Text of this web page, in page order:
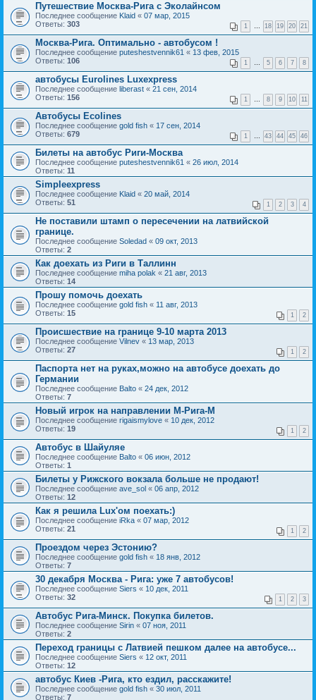
Путешествие Москва-Рига с Эколайнсом
Последнее сообщение Klaid « 07 мар, 2015
Ответы: 303 1 … 18 19 20 21
Москва-Рига. Оптимально - автобусом !
Последнее сообщение puteshestvennik61 « 13 фев, 2015
Ответы: 106 1 … 5 6 7 8
автобусы Eurolines Luxexpress
Последнее сообщение liberast « 21 сен, 2014
Ответы: 156 1 … 8 9 10 11
Автобусы Ecolines
Последнее сообщение gold fish « 17 сен, 2014
Ответы: 679 1 … 43 44 45 46
Билеты на автобус Риги-Москва
Последнее сообщение puteshestvennik61 « 26 июл, 2014
Ответы: 11
Simpleexpress
Последнее сообщение Klaid « 20 май, 2014
Ответы: 51 1 2 3 4
Не поставили штамп о пересечении на латвийской
границе.
Последнее сообщение Soledad « 09 окт, 2013
Ответы: 2
Как доехать из Риги в Таллинн
Последнее сообщение miha polak « 21 авг, 2013
Ответы: 14
Прошу помочь доехать
Последнее сообщение gold fish « 11 авг, 2013
Ответы: 15 1 2
Происшествие на границе 9-10 марта 2013
Последнее сообщение Vilnev « 13 мар, 2013
Ответы: 27 1 2
Паспорта нет на руках,можно на автобусе доехать до
Германии
Последнее сообщение Balto « 24 дек, 2012
Ответы: 7
Новый игрок на направлении М-Рига-М
Последнее сообщение rigaismylove « 10 дек, 2012
Ответы: 19 1 2
Автобус в Шайуляе
Последнее сообщение Balto « 06 июн, 2012
Ответы: 1
Билеты у Рижского вокзала больше не продают!
Последнее сообщение ave_sol « 06 апр, 2012
Ответы: 12
Как я решила Lux'ом поехать:)
Последнее сообщение iRka « 07 мар, 2012
Ответы: 21 1 2
Проездом через Эстонию?
Последнее сообщение gold fish « 18 янв, 2012
Ответы: 7
30 декабря Москва - Рига: уже 7 автобусов!
Последнее сообщение Siers « 10 дек, 2011
Ответы: 32 1 2 3
Автобус Рига-Минск. Покупка билетов.
Последнее сообщение Sirin « 07 ноя, 2011
Ответы: 2
Переход границы с Латвией пешком далее на автобусе...
Последнее сообщение Siers « 12 окт, 2011
Ответы: 12
автобус Киев -Рига, кто ездил, расскажите!
Последнее сообщение gold fish « 30 июл, 2011
Ответы: 7